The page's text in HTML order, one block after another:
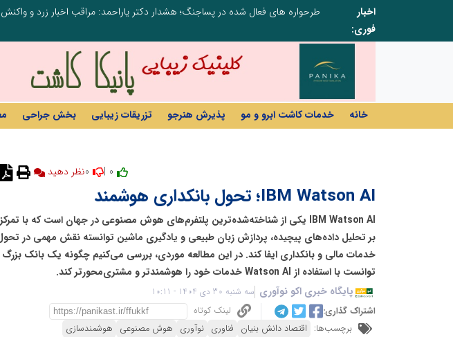
اخبار
فوری:
خانه خدمات کاشت ابرو و مو پذیرش هنرجو تزریقات زیبایی بخش جراحی
نظر دهید
IBM Watson AI؛ تحول بانکداری هوشمند
IBM Watson AI یکی از شناخته‌شده‌ترین پلتفرم‌های هوش مصنوعی در جهان است که با تمرکز
بر تحلیل داده‌های پیچیده، پردازش زبان طبیعی و یادگیری ماشین توانسته نقش مهمی در
خدمات مالی و بانکداری ایفا کند. در این مطالعه موردی، بررسی می‌کنیم چگونه یک بانک بزرگ
توانست با استفاده از Watson AI خدمات خود را هوشمندتر و مشتری‌محورتر کند.
پایگاه خبری اکو نوآوری سه شنبه 30 دی 1404 - 10:11
اشتراک گذاری:
لینک کوتاه
برچسب‌ها: اقتصاد دانش بنیان فناوری نوآوری هوش مصنوعی هوشمندسازی